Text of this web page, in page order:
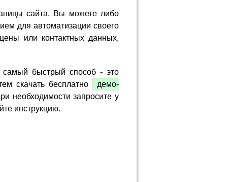
сайта, Вы можете либо
для автоматизации своего
или контактных данных,
самый быстрый способ - это
скачать бесплатно
демо-
необходимости запросите у
инструкцию.